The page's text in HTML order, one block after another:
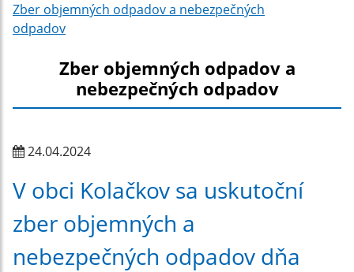
Zber objemných odpadov a nebezpečných
odpadov
Zber objemných odpadov a
nebezpečných odpadov
24.04.2024
V obci Kolačkov sa uskutoční
zber objemných a
nebezpečných odpadov dňa